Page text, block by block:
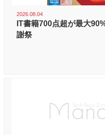
2026.08.04
IT書籍700点超が最大
謝祭